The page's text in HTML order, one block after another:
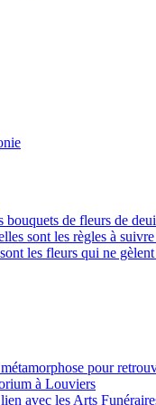
bouquets de fleurs de
sont les règles à
les fleurs qui ne gèlent
pour
à Louviers
avec les Arts